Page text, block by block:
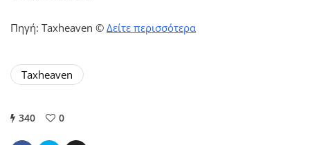
Πηγή: Taxheaven © Δείτε περισσότερα
Taxheaven
340 0